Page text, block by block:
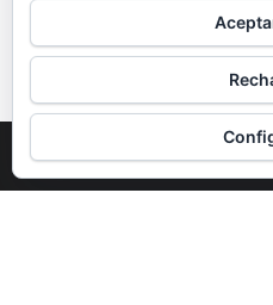
La movilidad eléctrica
automoción
El coche eléctrico más
Funciona gracias a